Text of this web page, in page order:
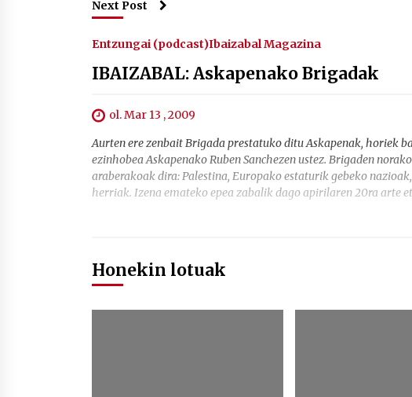
Next Post
Entzungai (podcast)Ibaizabal Magazina
IBAIZABAL: Askapenako Brigadak
ol. Mar 13 , 2009
Aurten ere zenbait Brigada prestatuko ditu Askapenak, horiek
ezinhobea Askapenako Ruben Sanchezen ustez. Brigaden
araberakoak dira: Palestina, Europako estaturik gebeko
herriak. Izena emateko epea zabalik dago apirilaren 20ra arte
Honekin lotuak